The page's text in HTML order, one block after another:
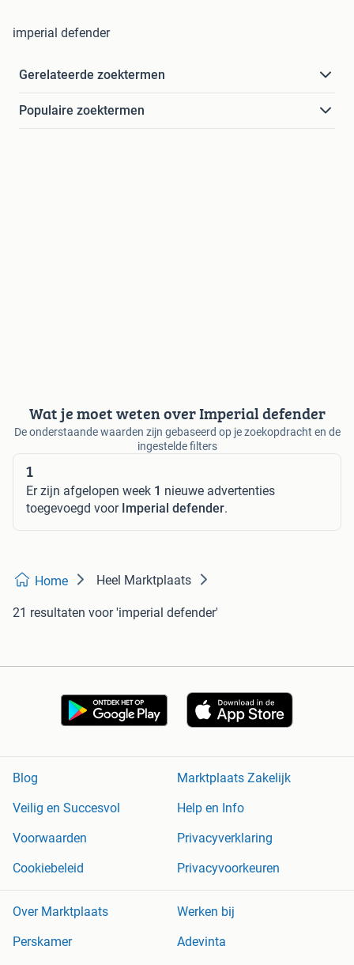
imperial defender
Gerelateerde zoektermen
Populaire zoektermen
Wat je moet weten over Imperial defender
De onderstaande waarden zijn gebaseerd op je zoekopdracht en de
ingestelde filters
1
Er zijn afgelopen week 1 nieuwe advertenties
toegevoegd voor Imperial defender.
Home Heel Marktplaats
21 resultaten voor 'imperial defender'
Blog
Marktplaats Zakelijk
Veilig en Succesvol
Help en Info
Voorwaarden
Privacyverklaring
Cookiebeleid
Privacyvoorkeuren
Over Marktplaats
Werken bij
Perskamer
Adevinta